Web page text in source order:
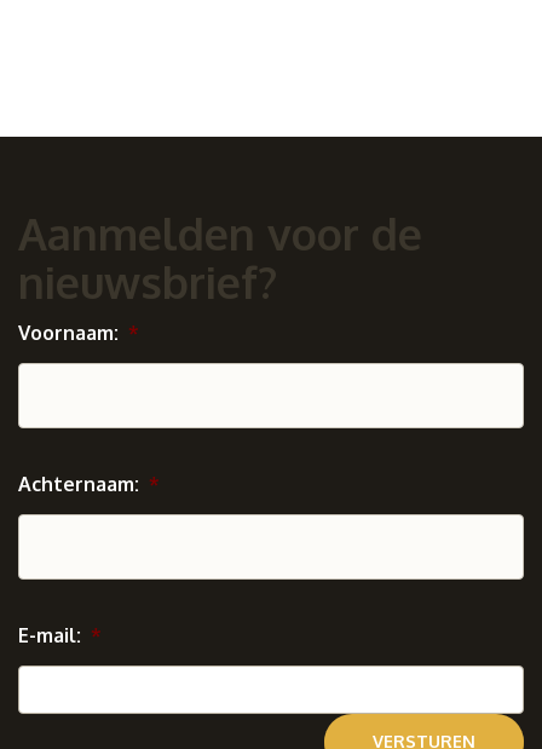
Aanmelden voor de
nieuwsbrief?
Voornaam: *
Achternaam: *
E-mail: *